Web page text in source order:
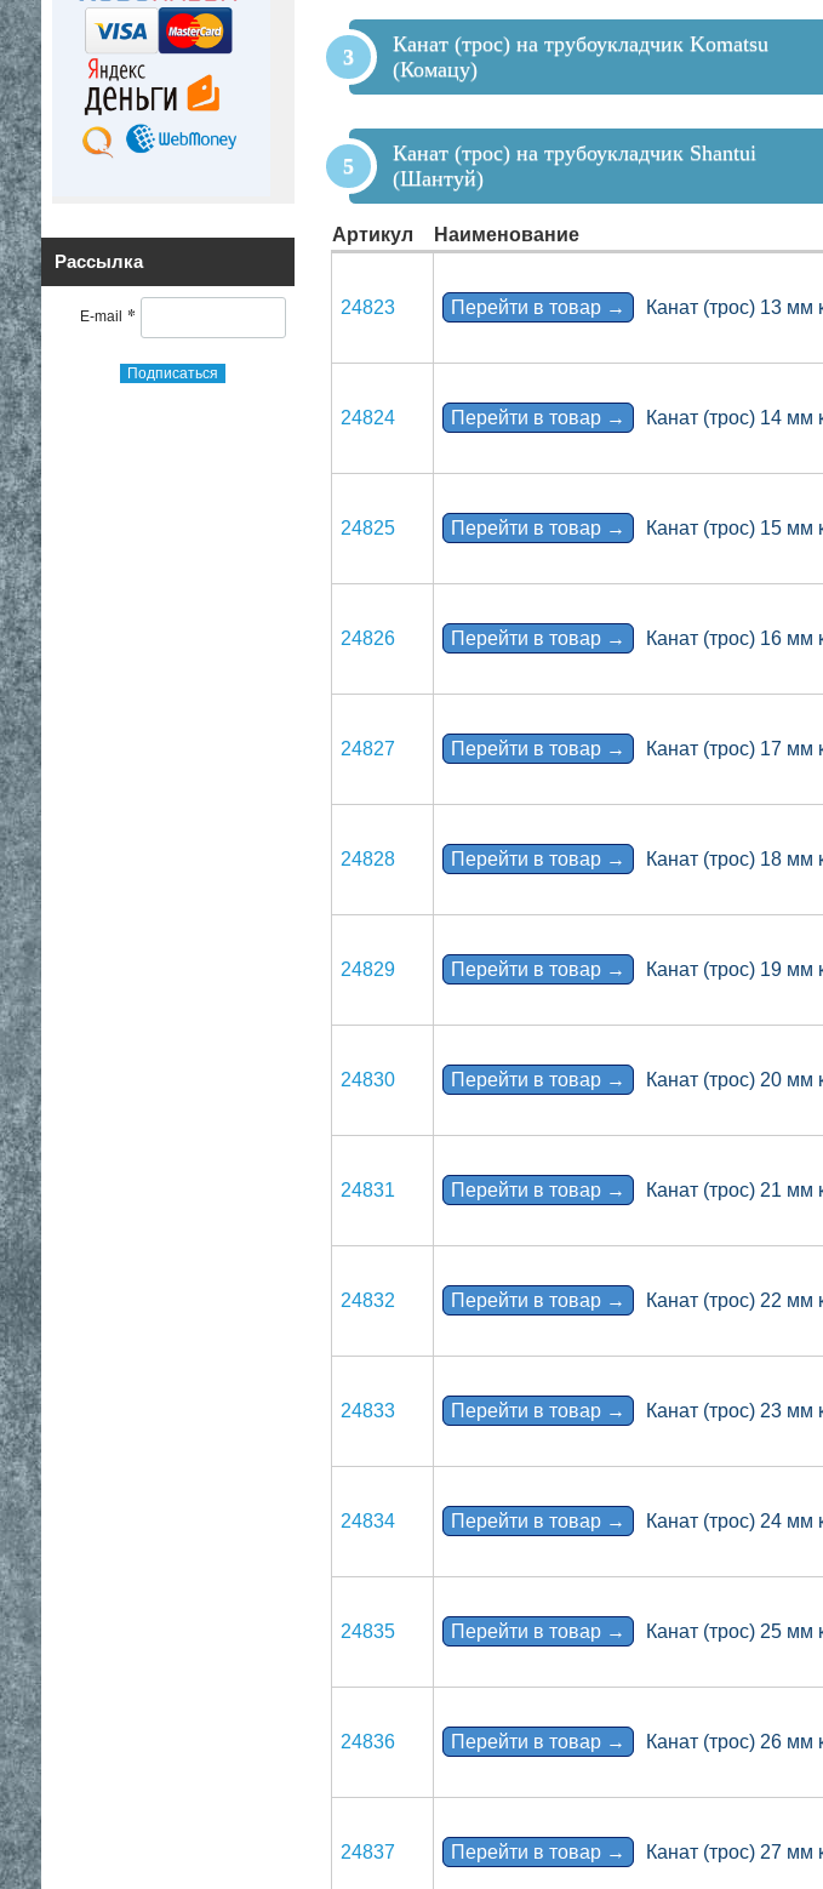
Рассылка
E-mail *
Подписаться
Канат (трос) на трубоукладчик Komatsu
(Комацу)
Канат (трос) на трубоукладчик Shantui
(Шантуй)
Артикул Наименование
24823 Перейти в товар → Канат (трос) 13 мм
24824 Перейти в товар → Канат (трос) 14 мм
24825 Перейти в товар → Канат (трос) 15 мм
24826 Перейти в товар → Канат (трос) 16 мм
24827 Перейти в товар → Канат (трос) 17 мм
24828 Перейти в товар → Канат (трос) 18 мм
24829 Перейти в товар → Канат (трос) 19 мм
24830 Перейти в товар → Канат (трос) 20 мм
24831 Перейти в товар → Канат (трос) 21 мм
24832 Перейти в товар → Канат (трос) 22 мм
24833 Перейти в товар → Канат (трос) 23 мм
24834 Перейти в товар → Канат (трос) 24 мм
24835 Перейти в товар → Канат (трос) 25 мм
24836 Перейти в товар → Канат (трос) 26 мм
24837 Перейти в товар → Канат (трос) 27 мм